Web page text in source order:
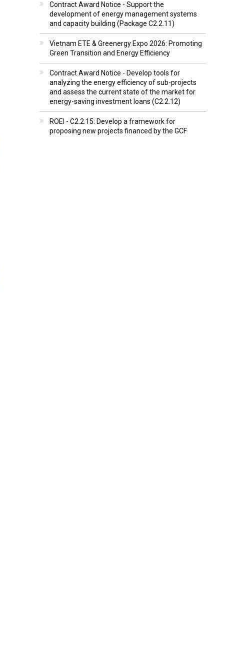
Contract Award Notice - Support the
development of energy management systems
and capacity building (Package C2.2.11)
Vietnam ETE & Greenergy Expo 2026: Promoting
Green Transition and Energy Efficiency
Contract Award Notice - Develop tools for
analyzing the energy efficiency of sub-projects
and assess the current state of the market for
energy-saving investment loans (C2.2.12)
ROEI - C2.2.15: Develop a framework for
proposing new projects financed by the GCF